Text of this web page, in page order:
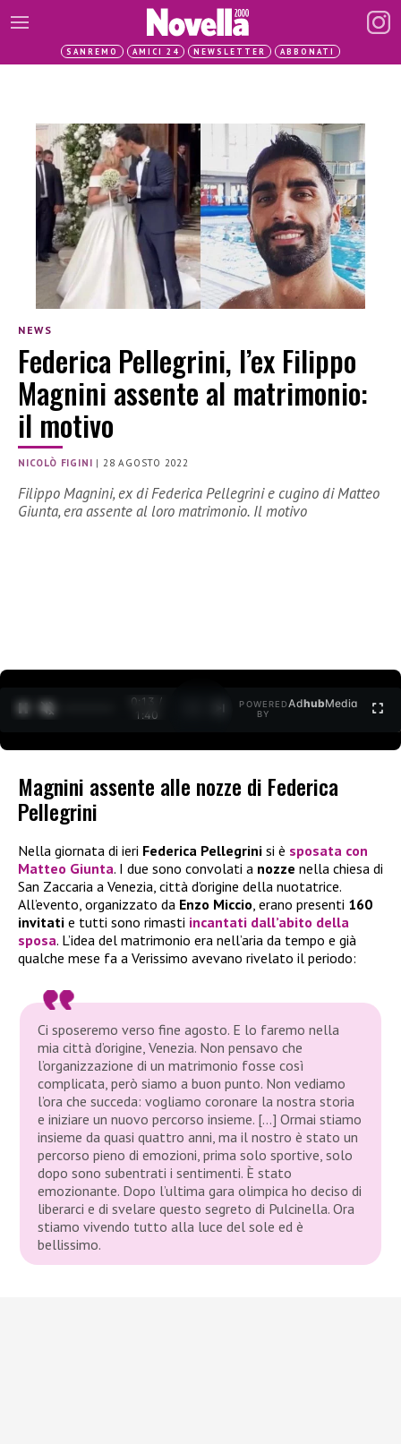
SANREMO AMICI 24 NEWSLETTER ABBONATI
NEWS
Federica Pellegrini, l’ex Filippo
Magnini assente al matrimonio:
il motivo
NICOLÒ FIGINI | 28 AGOSTO 2022
Filippo Magnini, ex di Federica Pellegrini e cugino di Matteo
Giunta, era assente al loro matrimonio. Il motivo
0:15 /
1:40
POWERED
BY
AdhubMedia
Magnini assente alle nozze di Federica
Pellegrini
Nella giornata di ieri Federica Pellegrini si è sposata con
Matteo Giunta. I due sono convolati a nozze nella chiesa di
San Zaccaria a Venezia, città d’origine della nuotatrice.
All’evento, organizzato da Enzo Miccio, erano presenti 160
invitati e tutti sono rimasti incantati dall’abito della
sposa. L’idea del matrimonio era nell’aria da tempo e già
qualche mese fa a Verissimo avevano rivelato il periodo:
Ci sposeremo verso fine agosto. E lo faremo nella
mia città d’origine, Venezia. Non pensavo che
l’organizzazione di un matrimonio fosse così
complicata, però siamo a buon punto. Non vediamo
l’ora che succeda: vogliamo coronare la nostra storia
e iniziare un nuovo percorso insieme. […] Ormai stiamo
insieme da quasi quattro anni, ma il nostro è stato un
percorso pieno di emozioni, prima solo sportive, solo
dopo sono subentrati i sentimenti. È stato
emozionante. Dopo l’ultima gara olimpica ho deciso di
liberarci e di svelare questo segreto di Pulcinella. Ora
stiamo vivendo tutto alla luce del sole ed è
bellissimo.